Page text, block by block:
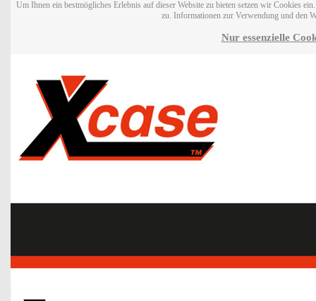
Um Ihnen ein bestmögliches Erlebnis auf dieser Website zu bieten setzen wir Cookies
zu. Informationen zur Verwendung und den
Nur essenzielle